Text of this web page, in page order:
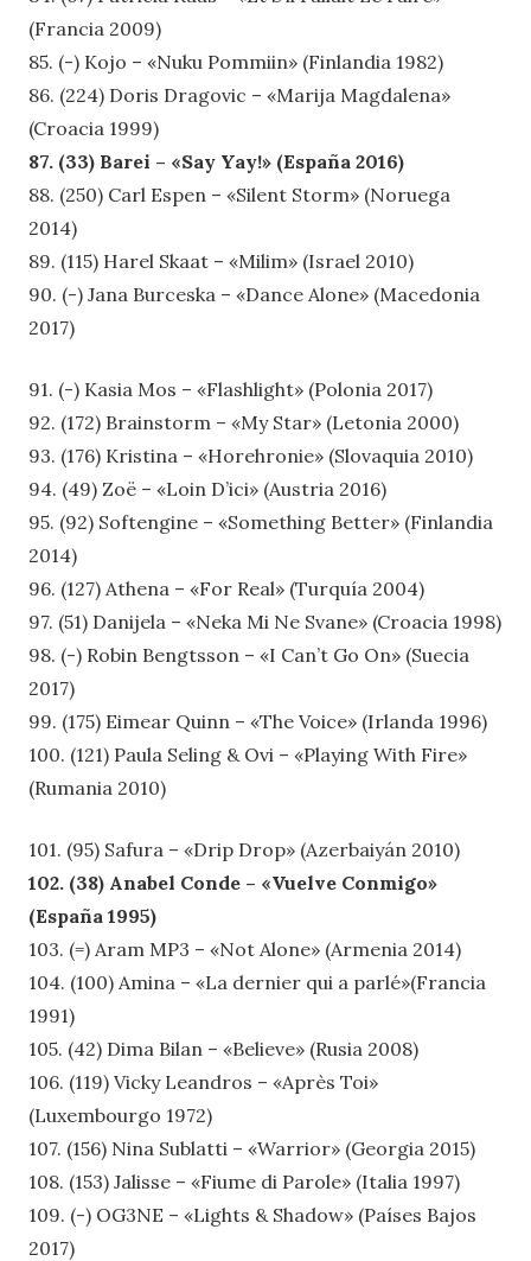
(Francia 2009)
85. (-) Kojo – «Nuku Pommiin» (Finlandia 1982)
86. (224) Doris Dragovic – «Marija Magdalena»
(Croacia 1999)
87. (33) Barei – «Say Yay!» (España 2016)
88. (250) Carl Espen – «Silent Storm» (Noruega
2014)
89. (115) Harel Skaat – «Milim» (Israel 2010)
90. (-) Jana Burceska – «Dance Alone» (Macedonia
2017)
91. (-) Kasia Mos – «Flashlight» (Polonia 2017)
92. (172) Brainstorm – «My Star» (Letonia 2000)
93. (176) Kristina – «Horehronie» (Slovaquia 2010)
94. (49) Zoë – «Loin D’ici» (Austria 2016)
95. (92) Softengine – «Something Better» (Finlandia
2014)
96. (127) Athena – «For Real» (Turquía 2004)
97. (51) Danijela – «Neka Mi Ne Svane» (Croacia 1998)
98. (-) Robin Bengtsson – «I Can’t Go On» (Suecia
2017)
99. (175) Eimear Quinn – «The Voice» (Irlanda 1996)
100. (121) Paula Seling & Ovi – «Playing With Fire»
(Rumania 2010)
101. (95) Safura – «Drip Drop» (Azerbaiyán 2010)
102. (38) Anabel Conde – «Vuelve Conmigo»
(España 1995)
103. (=) Aram MP3 – «Not Alone» (Armenia 2014)
104. (100) Amina – «La dernier qui a parlé»(Francia
1991)
105. (42) Dima Bilan – «Believe» (Rusia 2008)
106. (119) Vicky Leandros – «Après Toi»
(Luxembourgo 1972)
107. (156) Nina Sublatti – «Warrior» (Georgia 2015)
108. (153) Jalisse – «Fiume di Parole» (Italia 1997)
109. (-) OG3NE – «Lights & Shadow» (Países Bajos
2017)